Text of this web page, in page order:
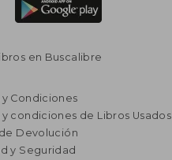
en Buscalibre
y Condiciones
y condiciones de Libros Usados
Devolución
y Seguridad